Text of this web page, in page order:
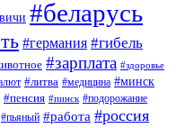
#беларусь
#германия #гибель
#зарплата #здоровье
#литва #медицина #минск
#пенсия #пинск #подорожание
#пьяный #работа #россия